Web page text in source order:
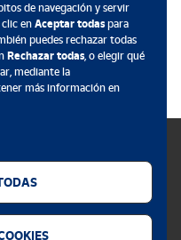
de navegación y servir
en Aceptar todaspara
puedes rechazar todas
Rechazar todas, o elegir qué
mediante la
más información en